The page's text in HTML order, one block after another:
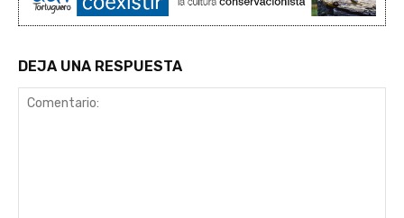
DEJA UNA RESPUESTA